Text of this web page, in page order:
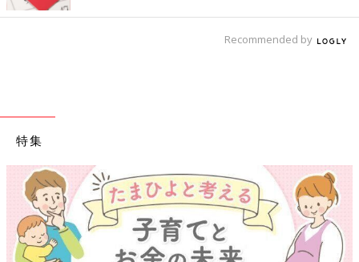
Recommended by
特集